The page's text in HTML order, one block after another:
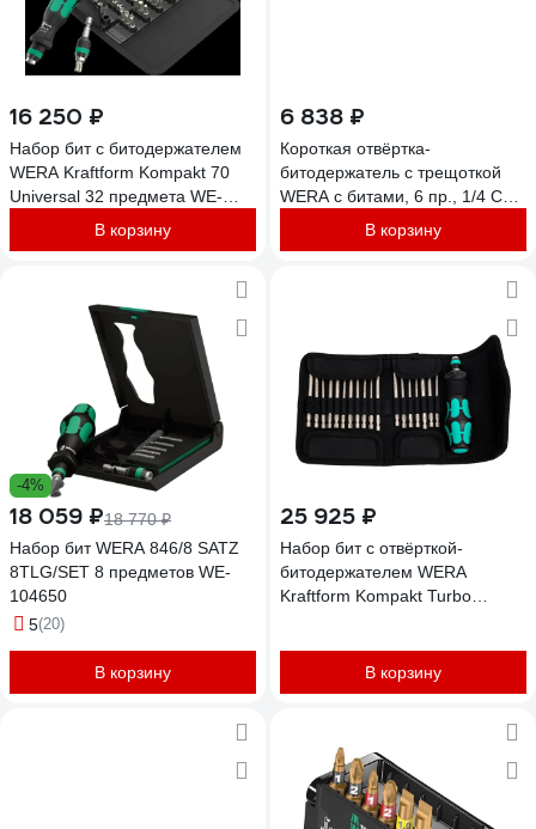
16 250 ₽
Набор бит с битодержателем
WERA Kraftform Kompakt 70
Universal 32 предмета WE-
В корзину
6 838 ₽
Короткая отвёртка-
битодержатель с трещоткой
WERA с битами, 6 пр., 1/4 C
6.3 PH 1/2, PZ 1/2, SL 5.5, TX
В корзину
-4%
18 059 ₽18 770 ₽
Набор бит WERA 846/8 SATZ
8TLG/SET 8 предметов WE-
104650
5(20)
В корзину
25 925 ₽
Набор бит с отвёрткой-
битодержателем WERA
Kraftform Kompakt Turbo
В корзину